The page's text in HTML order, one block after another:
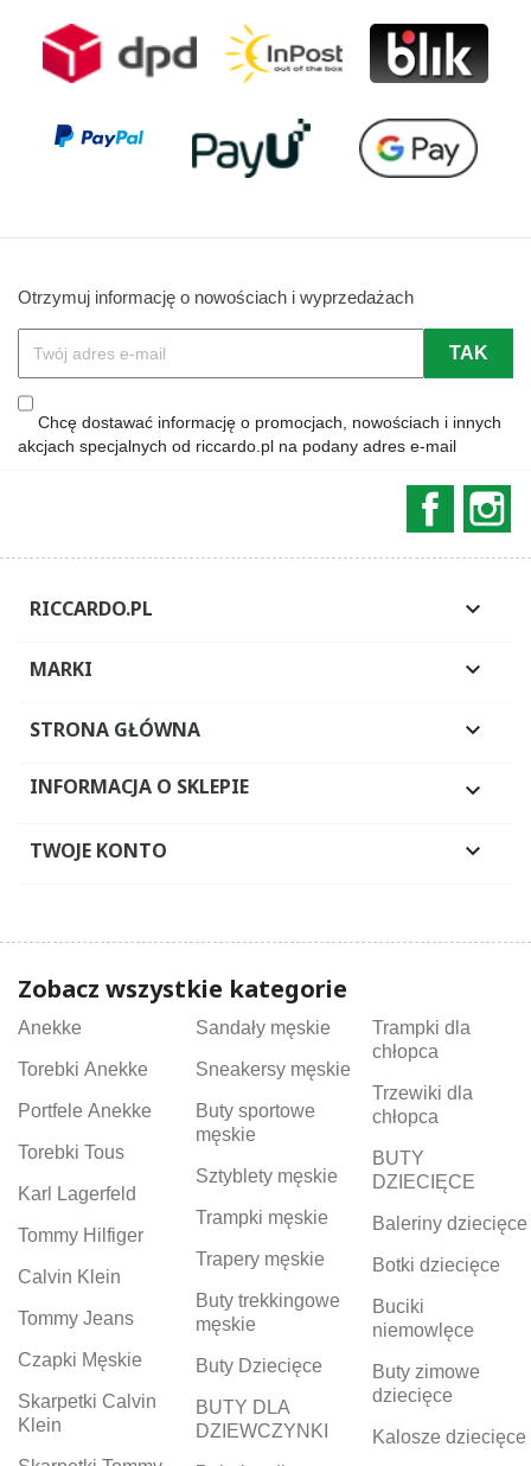
Otrzymuj informację o nowościach i wyprzedażach
Chcę dostawać informację o promocjach, nowościach i innych
akcjach specjalnych od riccardo.pl na podany adres e-mail
RICCARDO.PL 
MARKI 
STRONA GŁÓWNA 
INFORMACJA O SKLEPIE 
TWOJE KONTO 
Zobacz wszystkie kategorie
Anekke
Torebki Anekke
Portfele Anekke
Torebki Tous
Karl Lagerfeld
Tommy Hilfiger
Calvin Klein
Tommy Jeans
Czapki Męskie
Skarpetki Calvin
Klein
Sandały męskie
Sneakersy męskie
Buty sportowe
męskie
Sztyblety męskie
Trampki męskie
Trapery męskie
Buty trekkingowe
męskie
Buty Dziecięce
BUTY DLA
DZIEWCZYNKI
Trampki dla
chłopca
Trzewiki dla
chłopca
BUTY
DZIECIĘCE
Baleriny dziecięce
Botki dziecięce
Buciki
niemowlęce
Buty zimowe
dziecięce
Kalosze dziecięce